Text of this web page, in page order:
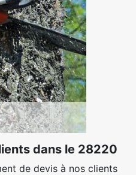
dans le 28220
de devis à nos clients